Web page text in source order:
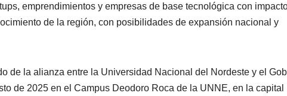
emprendimientos y empresas de base tecnológica con
de la región, con posibilidades de expansión nacional y
de la alianza entre la Universidad Nacional del Nordeste y el
de 2025 en el Campus Deodoro Roca de la UNNE, en la capital